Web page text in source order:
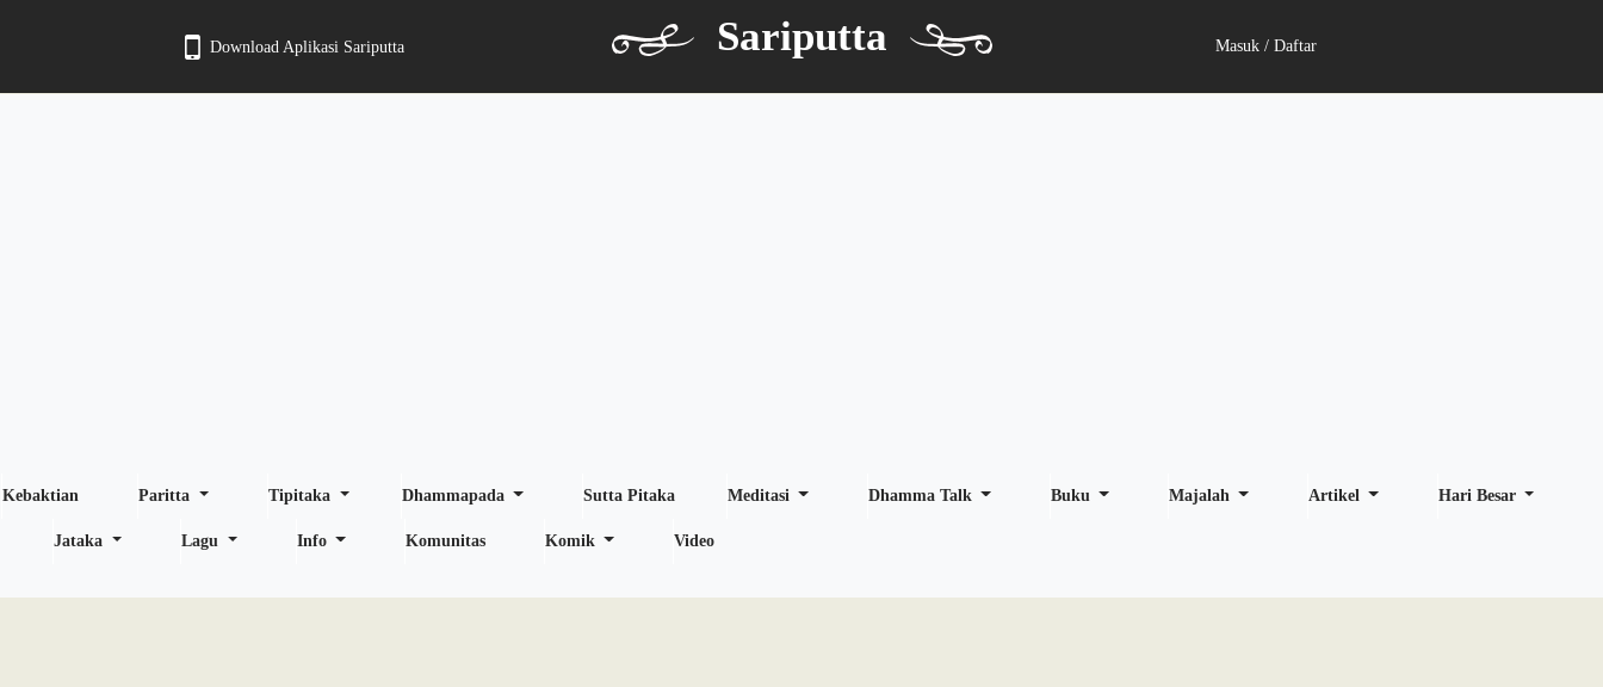
Download Aplikasi Sariputta Sariputta Masuk / Daftar
Kebaktian Paritta Tipitaka Dhammapada Sutta Pitaka Meditasi Dhamma Talk Buku Majalah Artikel Hari Besar
Jataka Lagu Info Komunitas Komik Video